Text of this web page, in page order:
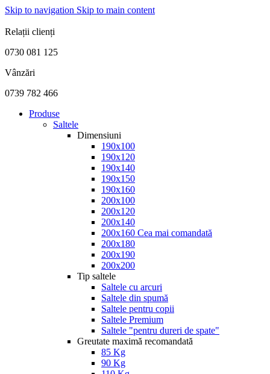
Skip to navigation Skip to main content
Relații clienți
0730 081 125
Vânzări
0739 782 466
Produse
Saltele
Dimensiuni
190x100
190x120
190x140
190x150
190x160
200x100
200x120
200x140
200x160 Cea mai comandată
200x180
200x190
200x200
Tip saltele
Saltele cu arcuri
Saltele din spumă
Saltele pentru copii
Saltele Premium
Saltele "pentru dureri de spate"
Greutate maximă recomandată
85 Kg
90 Kg